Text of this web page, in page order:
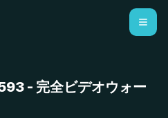
- 完全ビデオウォー